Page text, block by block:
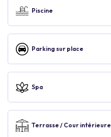
Piscine
Parking sur place
Spa
Terrasse / Cour intérieure